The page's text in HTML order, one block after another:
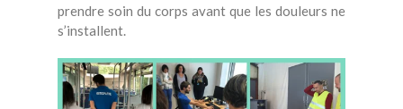
prendre soin du corps avant que les douleurs ne
s’installent.